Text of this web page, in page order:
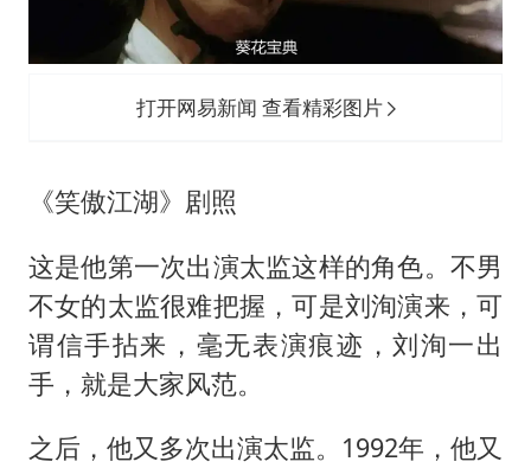
打开网易新闻 查看精彩图片
《笑傲江湖》剧照
这是他第一次出演太监这样的角色。不男
不女的太监很难把握，可是刘洵演来，可
谓信手拈来，毫无表演痕迹，刘洵一出
手，就是大家风范。
之后，他又多次出演太监。1992年，他又